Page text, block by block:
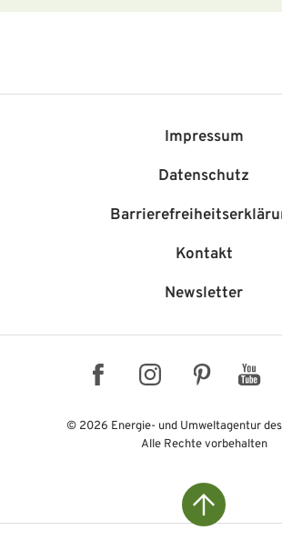
Impressum
Datenschutz
Kontakt
Newsletter
FacebookInstagramPinterest
© 2026 Energie- und Umweltagentur des
Alle Rechte vorbehalten